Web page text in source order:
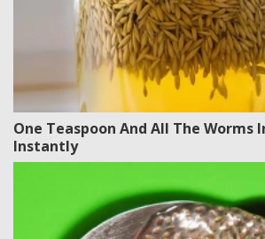
One Teaspoon And All The Worms
Instantly